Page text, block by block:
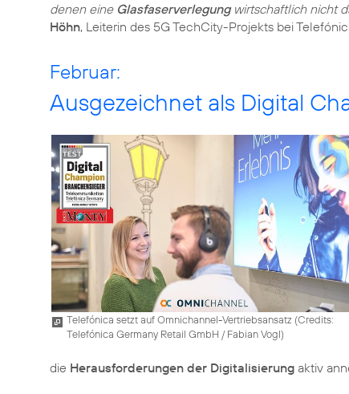
denen eine Glasfaserverlegungwirtschaftlich nicht
Höhn, Leiterin des 5G TechCity-Projekts bei
Februar:
Ausgezeichnet als Digital
Telefónica setzt auf Omnichannel-Vertriebsansatz (Credits:
Telefónica Germany Retail GmbH / Fabian Vogl)
die Herausforderungen der Digitalisierung aktiv